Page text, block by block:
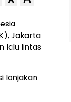
Jakarta
lalu lintas
lonjakan